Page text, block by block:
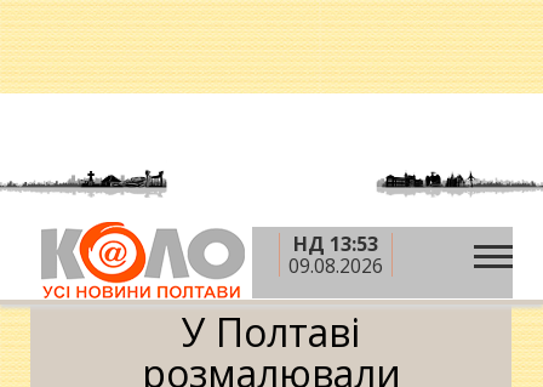
НД 13:53
09.08.2026
Головна » Новини »
У Полтаві розмалювали
пам’ятник Небесній сотні: що загрожує вандалам
У Полтаві
розмалювали